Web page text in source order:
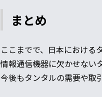
まとめ
ここまでで、日本における
情報通信機器に欠かせない
今後もタンタルの需要や取